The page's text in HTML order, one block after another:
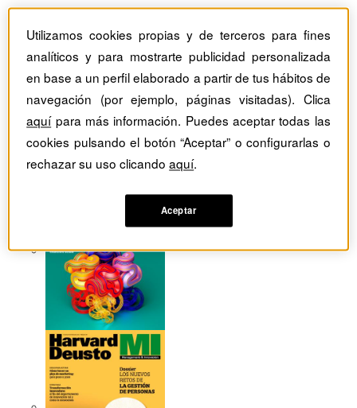
Top Employers selección exclusiva
Hemeroteca
Monográficos
Dossieres
Revistas del mes
Utilizamos cookies propias y de terceros para fines
analíticos y para mostrarte publicidad personalizada
en base a un perfil elaborado a partir de tus hábitos de
navegación (por ejemplo, páginas visitadas). Clica
aquípara más información. Puedes aceptar todas las
cookies pulsando el botón “Aceptar” o configurarlas o
rechazar su uso clicandoaquí.
Aceptar